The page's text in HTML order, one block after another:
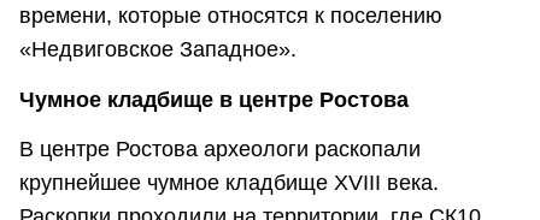
времени, которые относятся к поселению
«Недвиговское Западное».
Чумное кладбище в центре Ростова
В центре Ростова археологи раскопали
крупнейшее чумное кладбище XVIII века.